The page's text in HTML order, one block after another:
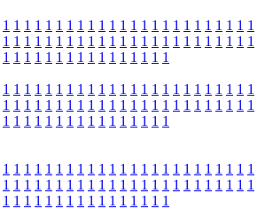
1 1 1 1 1 1 1 1 1 1 1 1 1 1 1 1 1 1 1 1 1 1 1 1
1 1 1 1 1 1 1 1 1 1 1 1 1 1 1 1 1 1 1 1 1 1 1 1
1 1 1 1 1 1 1 1 1 1 1 1 1 1 1 1
1 1 1 1 1 1 1 1 1 1 1 1 1 1 1 1 1 1 1 1 1 1 1 1
1 1 1 1 1 1 1 1 1 1 1 1 1 1 1 1 1 1 1 1 1 1 1 1
1 1 1 1 1 1 1 1 1 1 1 1 1 1 1 1
1 1 1 1 1 1 1 1 1 1 1 1 1 1 1 1 1 1 1 1 1 1 1 1
1 1 1 1 1 1 1 1 1 1 1 1 1 1 1 1 1 1 1 1 1 1 1 1
1 1 1 1 1 1 1 1 1 1 1 1 1 1 1 1